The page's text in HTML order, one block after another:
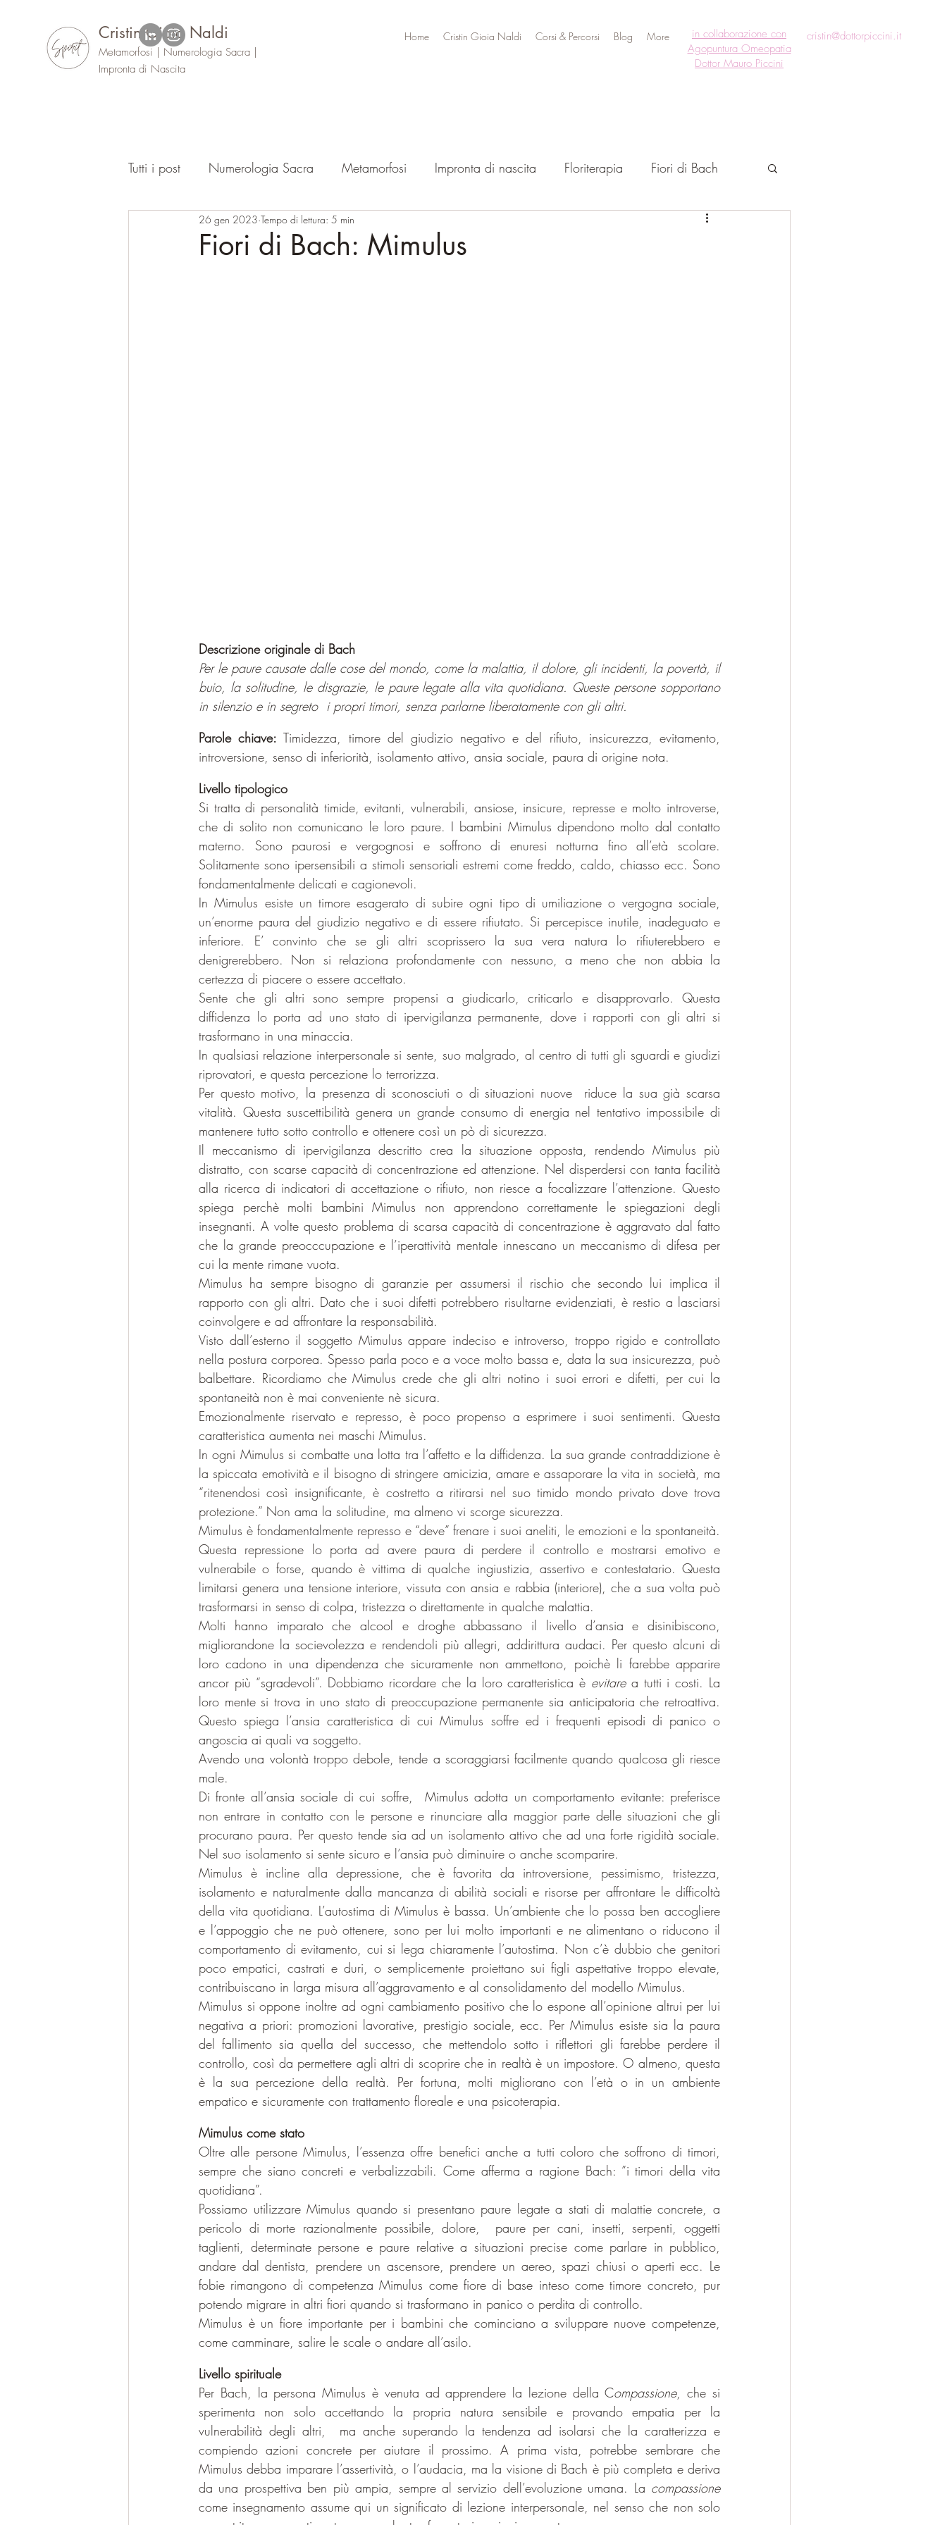
Cristin Gioia Naldi
Metamorfosi | Numerologia Sacra |
Impronta di Nascita
Home Cristin Gioia Naldi Corsi & Percorsi Blog More
in collaborazione con
Agopuntura Omeopatia
Dottor Mauro Piccini
cristin@dottorpiccini.it
Tutti i post Numerologia Sacra Metamorfosi Impronta di nascita Floriterapia Fiori di Bach
Oracolo Eventi
Fiori di Bach: Mimulus
26 gen 2023 Tempo di lettura: 5 min
Descrizione originale di Bach
Per le paure causate dalle cose del mondo, come la malattia, il dolore, gli incidenti, la povertà, il
buio, la solitudine, le disgrazie, le paure legate alla vita quotidiana. Queste persone sopportano
in silenzio e in segreto  i propri timori, senza parlarne liberatamente con gli altri.
Parole chiave: Timidezza, timore del giudizio negativo e del rifiuto, insicurezza, evitamento,
introversione, senso di inferiorità, isolamento attivo, ansia sociale, paura di origine nota.
Livello tipologico
Si tratta di personalità timide, evitanti, vulnerabili, ansiose, insicure, represse e molto introverse,
che di solito non comunicano le loro paure. I bambini Mimulus dipendono molto dal contatto
materno. Sono paurosi e vergognosi e soffrono di enuresi notturna fino all’età scolare.
Solitamente sono ipersensibili a stimoli sensoriali estremi come freddo, caldo, chiasso ecc. Sono
fondamentalmente delicati e cagionevoli.
In Mimulus esiste un timore esagerato di subire ogni tipo di umiliazione o vergogna sociale,
un’enorme paura del giudizio negativo e di essere rifiutato. Si percepisce inutile, inadeguato e
inferiore. E’ convinto che se gli altri scoprissero la sua vera natura lo rifiuterebbero e
denigrerebbero. Non si relaziona profondamente con nessuno, a meno che non abbia la
certezza di piacere o essere accettato.
Sente che gli altri sono sempre propensi a giudicarlo, criticarlo e disapprovarlo. Questa
diffidenza lo porta ad uno stato di ipervigilanza permanente, dove i rapporti con gli altri si
trasformano in una minaccia.
In qualsiasi relazione interpersonale si sente, suo malgrado, al centro di tutti gli sguardi e giudizi
riprovatori, e questa percezione lo terrorizza.
Per questo motivo, la presenza di sconosciuti o di situazioni nuove  riduce la sua già scarsa
vitalità. Questa suscettibilità genera un grande consumo di energia nel tentativo impossibile di
mantenere tutto sotto controllo e ottenere così un pò di sicurezza.
Il meccanismo di ipervigilanza descritto crea la situazione opposta, rendendo Mimulus più
distratto, con scarse capacità di concentrazione ed attenzione. Nel disperdersi con tanta facilità
alla ricerca di indicatori di accettazione o rifiuto, non riesce a focalizzare l’attenzione. Questo
spiega perchè molti bambini Mimulus non apprendono correttamente le spiegazioni degli
insegnanti. A volte questo problema di scarsa capacità di concentrazione è aggravato dal fatto
che la grande preocccupazione e l’iperattività mentale innescano un meccanismo di difesa per
cui la mente rimane vuota.
Mimulus ha sempre bisogno di garanzie per assumersi il rischio che secondo lui implica il
rapporto con gli altri. Dato che i suoi difetti potrebbero risultarne evidenziati, è restio a lasciarsi
coinvolgere e ad affrontare la responsabilità.
Visto dall’esterno il soggetto Mimulus appare indeciso e introverso, troppo rigido e controllato
nella postura corporea. Spesso parla poco e a voce molto bassa e, data la sua insicurezza, può
balbettare. Ricordiamo che Mimulus crede che gli altri notino i suoi errori e difetti, per cui la
spontaneità non è mai conveniente nè sicura.
Emozionalmente riservato e represso, è poco propenso a esprimere i suoi sentimenti. Questa
caratteristica aumenta nei maschi Mimulus.
In ogni Mimulus si combatte una lotta tra l’affetto e la diffidenza. La sua grande contraddizione è
la spiccata emotività e il bisogno di stringere amicizia, amare e assaporare la vita in società, ma
“ritenendosi così insignificante, è costretto a ritirarsi nel suo timido mondo privato dove trova
protezione.” Non ama la solitudine, ma almeno vi scorge sicurezza.
Mimulus è fondamentalmente represso e “deve” frenare i suoi aneliti, le emozioni e la spontaneità.
Questa repressione lo porta ad avere paura di perdere il controllo e mostrarsi emotivo e
vulnerabile o forse, quando è vittima di qualche ingiustizia, assertivo e contestatario. Questa
limitarsi genera una tensione interiore, vissuta con ansia e rabbia (interiore), che a sua volta può
trasformarsi in senso di colpa, tristezza o direttamente in qualche malattia.
Molti hanno imparato che alcool e droghe abbassano il livello d’ansia e disinibiscono,
migliorandone la socievolezza e rendendoli più allegri, addirittura audaci. Per questo alcuni di
loro cadono in una dipendenza che sicuramente non ammettono, poichè li farebbe apparire
ancor più “sgradevoli”. Dobbiamo ricordare che la loro caratteristica è evitare a tutti i costi. La
loro mente si trova in uno stato di preoccupazione permanente sia anticipatoria che retroattiva.
Questo spiega l’ansia caratteristica di cui Mimulus soffre ed i frequenti episodi di panico o
angoscia ai quali va soggetto.
Avendo una volontà troppo debole, tende a scoraggiarsi facilmente quando qualcosa gli riesce
male.
Di fronte all’ansia sociale di cui soffre,  Mimulus adotta un comportamento evitante: preferisce
non entrare in contatto con le persone e rinunciare alla maggior parte delle situazioni che gli
procurano paura. Per questo tende sia ad un isolamento attivo che ad una forte rigidità sociale.
Nel suo isolamento si sente sicuro e l’ansia può diminuire o anche scomparire.
Mimulus è incline alla depressione, che è favorita da introversione, pessimismo, tristezza,
isolamento e naturalmente dalla mancanza di abilità sociali e risorse per affrontare le difficoltà
della vita quotidiana. L’autostima di Mimulus è bassa. Un’ambiente che lo possa ben accogliere
e l’appoggio che ne può ottenere, sono per lui molto importanti e ne alimentano o riducono il
comportamento di evitamento, cui si lega chiaramente l’autostima. Non c’è dubbio che genitori
poco empatici, castrati e duri, o semplicemente proiettano sui figli aspettative troppo elevate,
contribuiscano in larga misura all’aggravamento e al consolidamento del modello Mimulus.
Mimulus si oppone inoltre ad ogni cambiamento positivo che lo espone all’opinione altrui per lui
negativa a priori: promozioni lavorative, prestigio sociale, ecc. Per Mimulus esiste sia la paura
del fallimento sia quella del successo, che mettendolo sotto i riflettori gli farebbe perdere il
controllo, così da permettere agli altri di scoprire che in realtà è un impostore. O almeno, questa
è la sua percezione della realtà. Per fortuna, molti migliorano con l’età o in un ambiente
empatico e sicuramente con trattamento floreale e una psicoterapia.
Mimulus come stato
Oltre alle persone Mimulus, l’essenza offre benefici anche a tutti coloro che soffrono di timori,
sempre che siano concreti e verbalizzabili. Come afferma a ragione Bach: ”i timori della vita
quotidiana”.
Possiamo utilizzare Mimulus quando si presentano paure legate a stati di malattie concrete, a
pericolo di morte razionalmente possibile, dolore,  paure per cani, insetti, serpenti, oggetti
taglienti, determinate persone e paure relative a situazioni precise come parlare in pubblico,
andare dal dentista, prendere un ascensore, prendere un aereo, spazi chiusi o aperti ecc. Le
fobie rimangono di competenza Mimulus come fiore di base inteso come timore concreto, pur
potendo migrare in altri fiori quando si trasformano in panico o perdita di controllo.
Mimulus è un fiore importante per i bambini che cominciano a sviluppare nuove competenze,
come camminare, salire le scale o andare all’asilo.
Livello spirituale
Per Bach, la persona Mimulus è venuta ad apprendere la lezione della Compassione, che si
sperimenta non solo accettando la propria natura sensibile e provando empatia per la
vulnerabilità degli altri,  ma anche superando la tendenza ad isolarsi che la caratterizza e
compiendo azioni concrete per aiutare il prossimo. A prima vista, potrebbe sembrare che
Mimulus debba imparare l’assertività, o l’audacia, ma la visione di Bach è più completa e deriva
da una prospettiva ben più ampia, sempre al servizio dell’evoluzione umana. La compassione
come insegnamento assume qui un significato di lezione interpersonale, nel senso che non solo